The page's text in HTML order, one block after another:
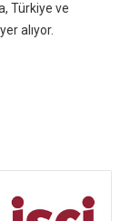
Türkiye ve
alıyor.